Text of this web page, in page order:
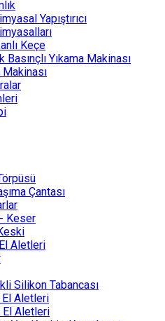
Yapıştırıcı
Keçe
Basınçlı Yıkama Makinası
Makinası
Çantası
Keser
Aletleri
Silikon Tabancası
El Aletleri
Aletleri